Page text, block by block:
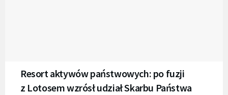
Resort aktywów państwowych: po fuzji
z Lotosem wzrósł udział Skarbu Państwa